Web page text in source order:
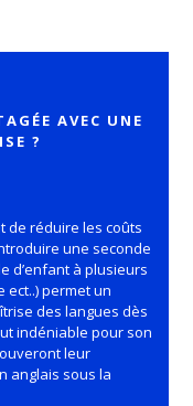
AVEC UNE
?
de réduire les coûts
une seconde
d’enfant à plusieurs
ect..) permet un
des langues dès
indéniable pour son
leur
anglais sous la